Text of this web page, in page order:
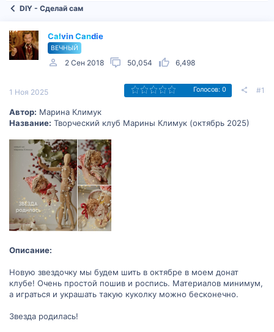
DIY - Сделай сам
Calvin Candie
ВЕЧНЫЙ
2 Сен 2018 50,054 6,498
1 Ноя 2025 Голосов: 0 #1
Автор: Марина Климук
Название: Творческий клуб Марины Климук (октябрь 2025)
Описание:
Новую звездочку мы будем шить в октябре в моем донат
клубе! Очень простой пошив и роспись. Материалов минимум,
а играться и украшать такую куколку можно бесконечно.
Звезда родилась!